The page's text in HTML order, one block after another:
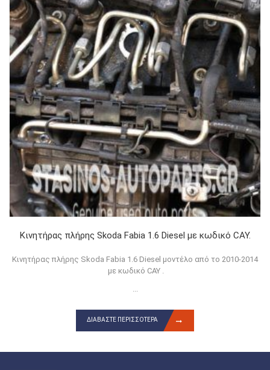
Κινητήρας πλήρης Skoda Fabia 1.6 Diesel με κωδικό CAY.
Κινητήρας πλήρης Skoda Fabia 1.6 Diesel μοντέλο από το 2010-2014
με κωδικό CAY .
ΔΙΑΒΆΣΤΕ ΠΕΡΙΣΣΌΤΕΡΑ